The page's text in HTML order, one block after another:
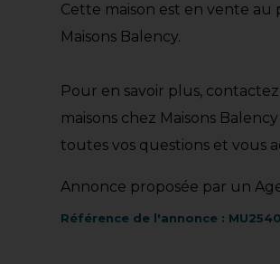
Cette maison est en vente au
Maisons Balency.
Pour en savoir plus,
maisons chez Maisons
toutes vos questions et vous
Annonce proposée par un
Référence de l'annonce :